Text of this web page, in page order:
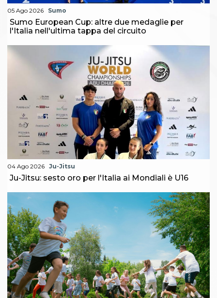
05 Ago 2026 Sumo
Sumo European Cup: altre due medaglie per
l'Italia nell'ultima tappa del circuito
04 Ago 2026 Ju-Jitsu
Ju-Jitsu: sesto oro per l'Italia ai Mondiali è U16